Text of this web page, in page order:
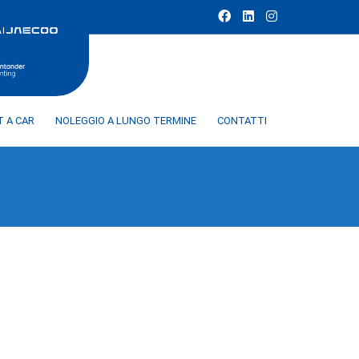
A CAR NOLEGGIO A LUNGO TERMINE CONTATTI